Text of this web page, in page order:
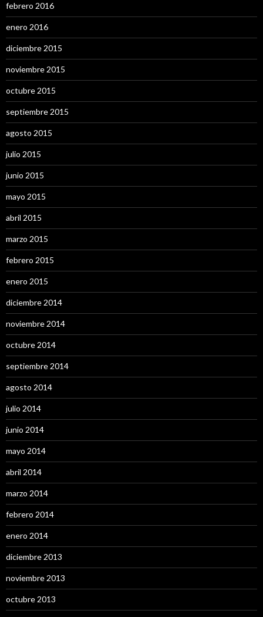
febrero 2016
enero 2016
diciembre 2015
noviembre 2015
octubre 2015
septiembre 2015
agosto 2015
julio 2015
junio 2015
mayo 2015
abril 2015
marzo 2015
febrero 2015
enero 2015
diciembre 2014
noviembre 2014
octubre 2014
septiembre 2014
agosto 2014
julio 2014
junio 2014
mayo 2014
abril 2014
marzo 2014
febrero 2014
enero 2014
diciembre 2013
noviembre 2013
octubre 2013